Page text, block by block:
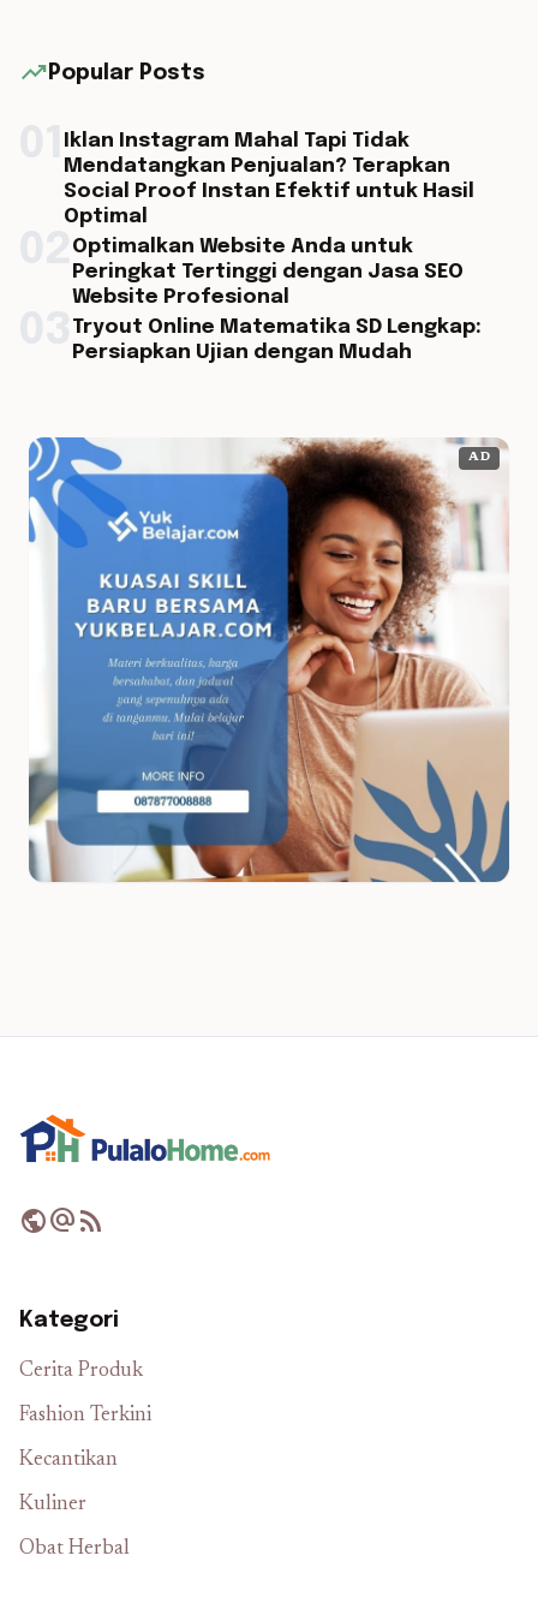
trending_up Popular Posts
Iklan Instagram Mahal Tapi Tidak
Mendatangkan Penjualan? Terapkan
Social Proof Instan Efektif untuk Hasil
Optimal
Optimalkan Website Anda untuk
Peringkat Tertinggi dengan Jasa SEO
Website Profesional
Tryout Online Matematika SD Lengkap:
Persiapkan Ujian dengan Mudah
AD
publicalternate_emailrss_feed
Kategori
Cerita Produk
Fashion Terkini
Kecantikan
Kuliner
Obat Herbal